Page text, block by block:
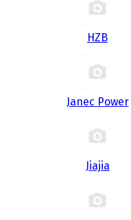
HZB
Janec Power
Jiajia